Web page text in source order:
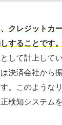
クレジットカ
することです。
して計上して
決済会社から
。このような
検知システムを